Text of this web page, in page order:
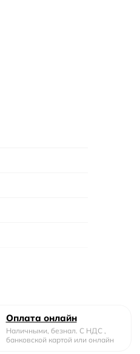
Оплата онлайн
Наличными, безнал. С НДС ,
банковской картой или онлайн